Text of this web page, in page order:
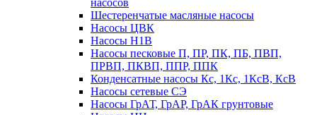
насосов
Шестеренчатые масляные насосы
Насосы ЦВК
Насосы Н1В
Насосы песковые П, ПР, ПК, ПБ, ПВП,
ПРВП, ПКВП, ППР, ППК
Конденсатные насосы Кс, 1Кс, 1КсВ, КсВ
Насосы сетевые СЭ
Насосы ГрАТ, ГрАР, ГрАК грунтовые